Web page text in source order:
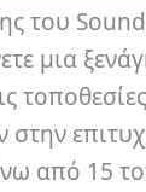
του
μια
στην
από 15